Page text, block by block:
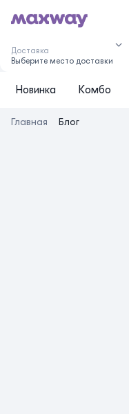
Доставка
Выберите место доставки
Новинка Комбо
Главная Блог